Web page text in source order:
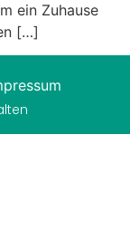
ein Zuhause
[…]